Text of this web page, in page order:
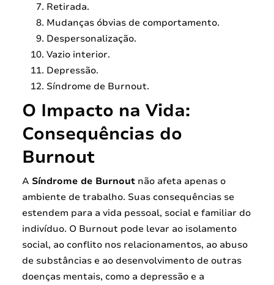
Retirada.
Mudanças óbvias de comportamento.
Despersonalização.
Vazio interior.
Depressão.
Síndrome de Burnout.
O Impacto na Vida:
Consequências do
Burnout
A Síndrome de Burnout não afeta apenas o
ambiente de trabalho. Suas consequências se
estendem para a vida pessoal, social e familiar do
indivíduo. O Burnout pode levar ao isolamento
social, ao conflito nos relacionamentos, ao abuso
de substâncias e ao desenvolvimento de outras
doenças mentais, como a depressão e a